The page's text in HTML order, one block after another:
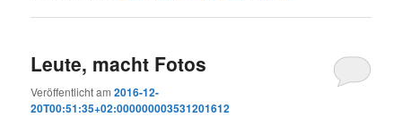
Leute, macht Fotos
Veröffentlicht am2016-12-
20T00:51:35+02:000000003531201612